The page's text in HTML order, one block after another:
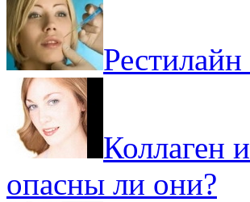
Коллаген
опасны ли они?